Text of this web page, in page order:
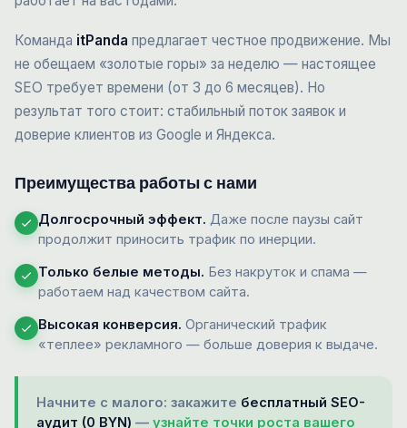
Команда itPanda предлагает честное продвижение. Мы
не обещаем «золотые горы» за неделю — настоящее
SEO требует времени (от 3 до 6 месяцев). Но
результат того стоит: стабильный поток заявок и
доверие клиентов из Google и Яндекса.
Преимущества работы с нами
Долгосрочный эффект. Даже после паузы сайт
продолжит приносить трафик по инерции.
Только белые методы. Без накруток и спама —
работаем над качеством сайта.
Высокая конверсия. Органический трафик
«теплее» рекламного — больше доверия к выдаче.
Начните с малого: закажите бесплатный SEO-
аудит (0 BYN) — узнайте точки роста вашего